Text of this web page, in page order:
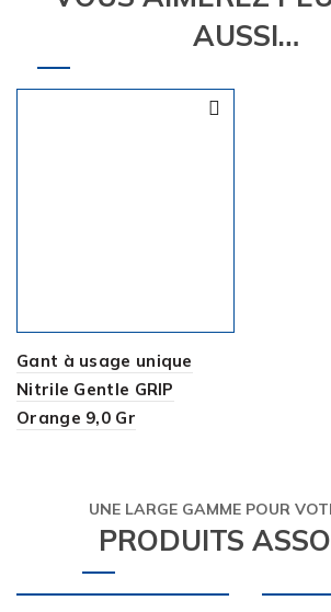
AUSSI…
Gant à usage unique
Nitrile Gentle GRIP
Orange 9,0 Gr
UNE LARGE GAMME POUR
PRODUITS